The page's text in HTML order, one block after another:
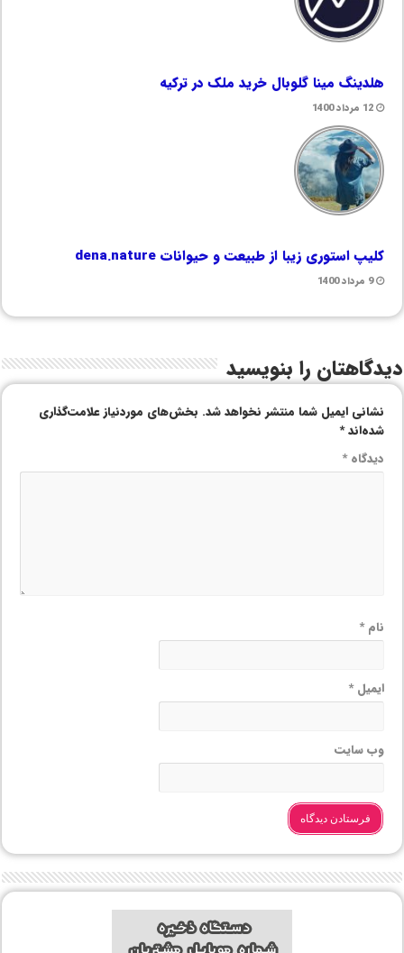
هلدینگ مینا گلوبال خرید ملک در ترکیه
12 مرداد 1400
کلیپ استوری زیبا از طبیعت‌ و حیوانات dena.nature
9 مرداد 1400
دیدگاهتان را بنویسید
نشانی ایمیل شما منتشر نخواهد شد. بخش‌های موردنیاز علامت‌گذاری
شده‌اند*
دیدگاه*
نام*
ایمیل*
وب‌ سایت